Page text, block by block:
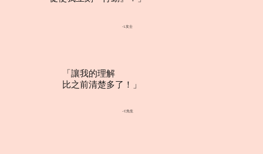
​- L女士
「讓我的理解
比之前清楚多了！」
​- C先生